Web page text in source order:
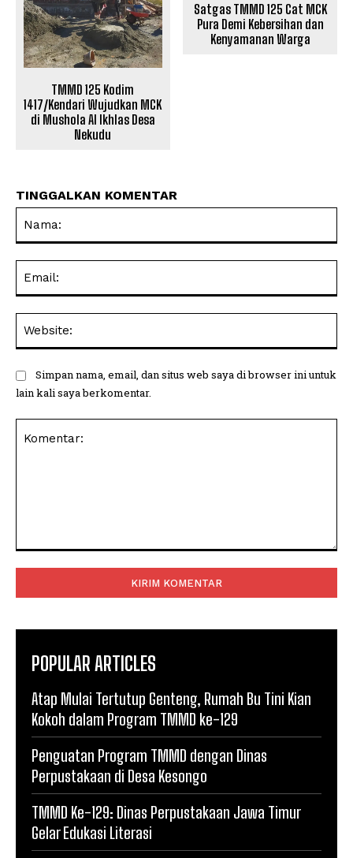
TMMD 125 Kodim
1417/Kendari Wujudkan MCK
di Mushola Al Ikhlas Desa
Nekudu
Satgas TMMD 125 Cat MCK
Pura Demi Kebersihan dan
Kenyamanan Warga
TINGGALKAN KOMENTAR
Simpan nama, email, dan situs web saya di browser ini untuk
lain kali saya berkomentar.
POPULAR ARTICLES
Atap Mulai Tertutup Genteng, Rumah Bu Tini Kian
Kokoh dalam Program TMMD ke-129
Penguatan Program TMMD dengan Dinas
Perpustakaan di Desa Kesongo
TMMD Ke-129: Dinas Perpustakaan Jawa Timur
Gelar Edukasi Literasi